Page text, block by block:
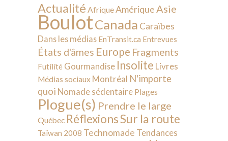
Actualité AfriqueAmérique Asie
BoulotCanada Caraïbes
Dans les médias EnTransit.ca Entrevues
États d'âmes Europe Fragments
Futilité Gourmandise Insolite Livres
Médias sociaux Montréal N'importe
quoi Nomade sédentaire Plages
Plogue(s) Prendre le large
Québec RéflexionsSur la route
Taïwan 2008 Technomade Tendances